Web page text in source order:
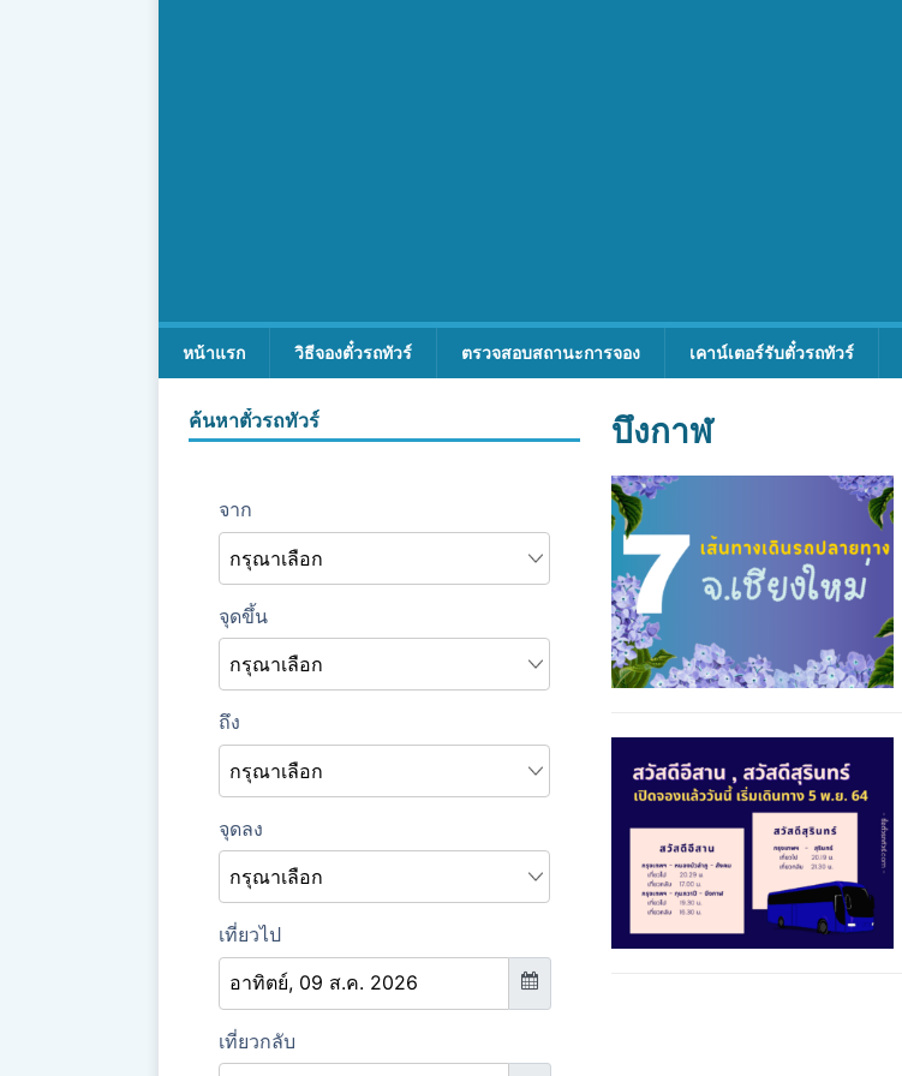
หน้าแรก วิธีจองตั๋วรถทัวร์ ตรวจสอบสถานะการจอง เคาน์เตอร์รับตั๋วรถทัวร์
บึงกาฬ
ค้นหาตั๋วรถทัวร์